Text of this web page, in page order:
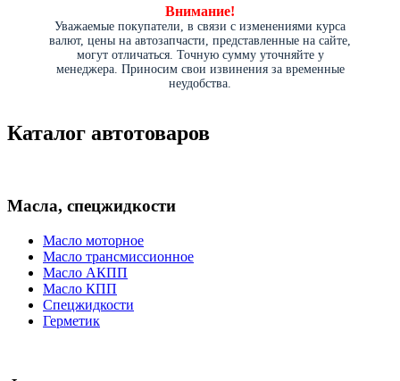
Внимание!
Уважаемые покупатели, в связи с изменениями курса
валют, цены на автозапчасти, представленные на сайте,
могут отличаться. Точную сумму уточняйте у
менеджера. Приносим свои извинения за временные
неудобства.
Каталог автотоваров
Масла, спецжидкости
Масло моторное
Масло трансмиссионное
Масло АКПП
Масло КПП
Спецжидкости
Герметик